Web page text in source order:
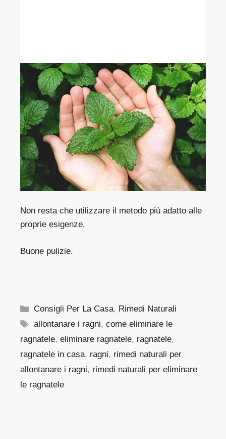
Non resta che utilizzare il metodo più adatto alle
proprie esigenze.
Buone pulizie.
Categorie
Consigli Per La Casa, Rimedi Naturali
Tag
allontanare i ragni,come eliminare le
ragnatele, eliminare ragnatele, ragnatele,
ragnatele in casa, ragni, rimedi naturali per
allontanare i ragni, rimedi naturali per eliminare
le ragnatele